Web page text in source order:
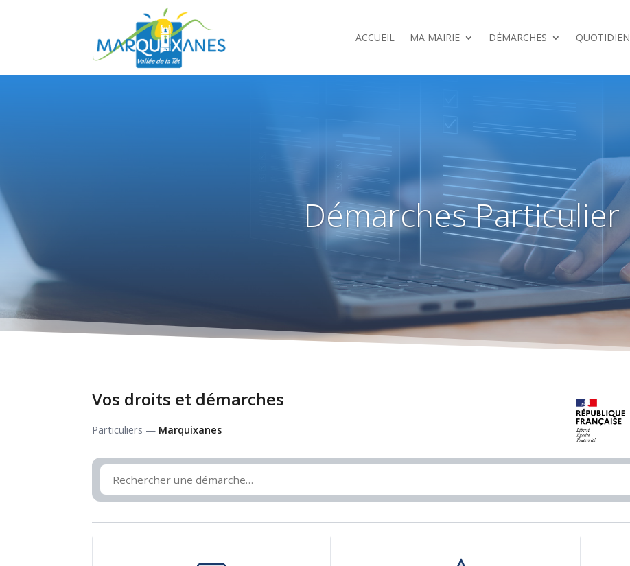
ACCUEIL MA MAIRIE DÉMARCHES QUOTIDIEN
Démarches Particulier
Vos droits et démarches
Particuliers — Marquixanes